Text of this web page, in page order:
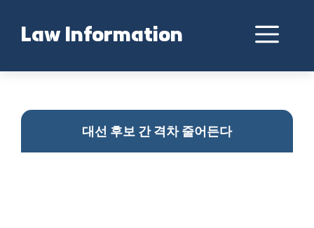
contentLaw Information
대선 후보 간 격차 줄어든다